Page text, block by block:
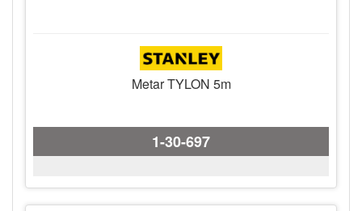
Metar TYLON 5m
1-30-697